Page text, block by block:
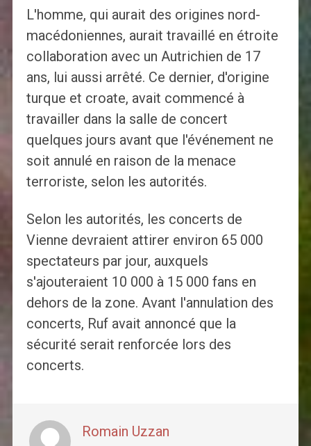
L'homme, qui aurait des origines nord-
macédoniennes, aurait travaillé en étroite
collaboration avec un Autrichien de 17
ans, lui aussi arrêté. Ce dernier, d'origine
turque et croate, avait commencé à
travailler dans la salle de concert
quelques jours avant que l'événement ne
soit annulé en raison de la menace
terroriste, selon les autorités.
Selon les autorités, les concerts de
Vienne devraient attirer environ 65 000
spectateurs par jour, auxquels
s'ajouteraient 10 000 à 15 000 fans en
dehors de la zone. Avant l'annulation des
concerts, Ruf avait annoncé que la
sécurité serait renforcée lors des
concerts.
Romain Uzzan